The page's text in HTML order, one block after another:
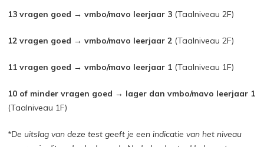
13 vragen goed → vmbo/mavo leerjaar 3 (Taalniveau 2F)
12 vragen goed → vmbo/mavo leerjaar 2 (Taalniveau 2F)
11 vragen goed → vmbo/mavo leerjaar 1 (Taalniveau 1F)
10 of minder vragen goed → lager dan vmbo/mavo leerjaar 1
(Taalniveau 1F)
*De uitslag van deze test geeft je een indicatie van het niveau